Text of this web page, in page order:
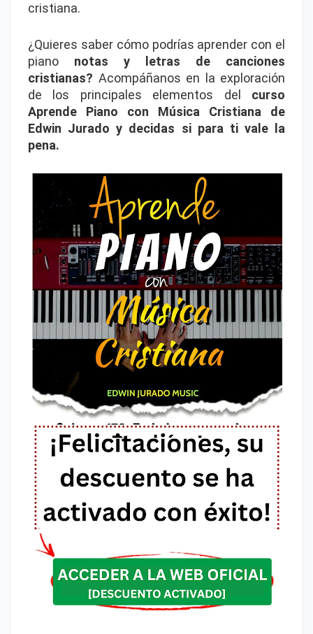
cristiana.
¿Quieres saber cómo podrías aprender con el
piano notas y letras de canciones
cristianas? Acompáñanos en la exploración
de los principales elementos del curso
Aprende Piano con Música Cristiana de
Edwin Jurado y decidas si para ti vale la
pena.